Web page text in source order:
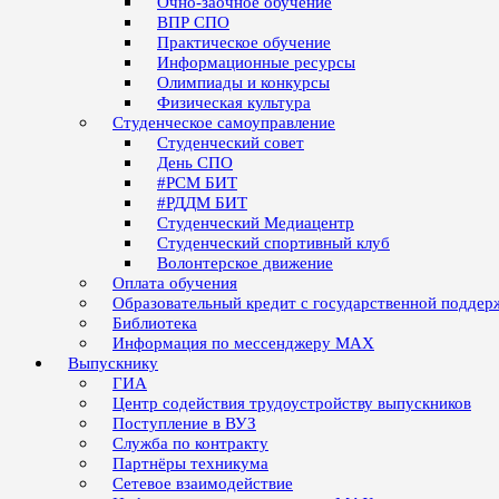
ВПР СПО
Практическое обучение
Информационные ресурсы
Олимпиады и конкурсы
Физическая культура
Студенческое самоуправление
Студенческий совет
День СПО
#РСМ БИТ
#РДДМ БИТ
Студенческий Медиацентр
Студенческий спортивный клуб
Волонтерское движение
Оплата обучения
Образовательный кредит с государственной
Библиотека
Информация по мессенджеру MAX
Выпускнику
ГИА
Центр содействия трудоустройству выпускников
Поступление в ВУЗ
Служба по контракту
Партнёры техникума
Сетевое взаимодействие